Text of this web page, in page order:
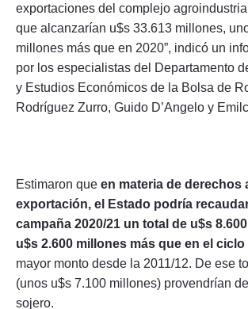
exportaciones del complejo
que alcanzarían u$s 33.613 millones,
millones más que en 2020”, indicó un
por los especialistas del Departamento
y Estudios Económicos de la Bolsa de
Rodríguez Zurro, Guido D’Angelo y
Estimaron que en materia de derechos
exportación, el Estado podría
campaña 2020/21 un total de u$s
u$s 2.600 millones más que en el ciclo
mayor monto desde la 2011/12. De ese
(unos u$s 7.100 millones) provendrían
sojero.